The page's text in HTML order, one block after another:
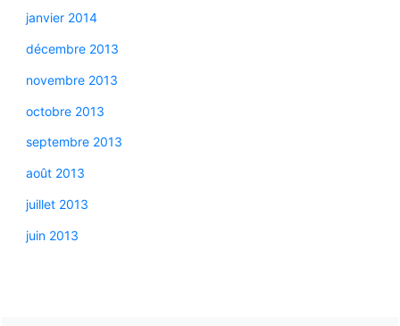
janvier 2014
décembre 2013
novembre 2013
octobre 2013
septembre 2013
août 2013
juillet 2013
juin 2013